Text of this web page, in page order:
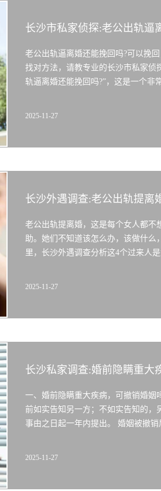
长沙市私家侦探:老公出轨逼
老公出轨逼离婚还能挽回吗?可以挽
找对方法，请教专业的长沙市私家侦
轨逼离婚还能挽回吗?”，这是一个非
2025-11-27
长沙外遇调查:老公出轨提离
老公出轨提离婚，这是每个女人都
助。她们不知道该怎么办，该做什么
里，长沙外遇调查分析这4个过来人
2025-11-27
长沙私家调查:婚前隐瞒重大
一、婚前隐瞒重大疾病，可撤销婚姻
前如实告知另一方；不如实告知的，
事由之日起一年内提出。 婚姻被撤
2025-11-27